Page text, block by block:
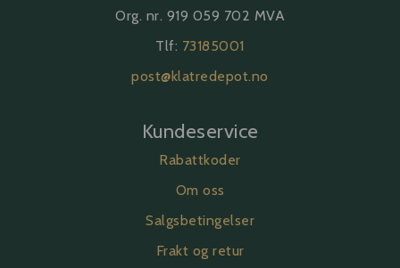
Org. nr. 919 059 702 MVA
Tlf: 73185001
post@klatredepot.no
Kundeservice
Rabattkoder
Om oss
Salgsbetingelser
Frakt og retur